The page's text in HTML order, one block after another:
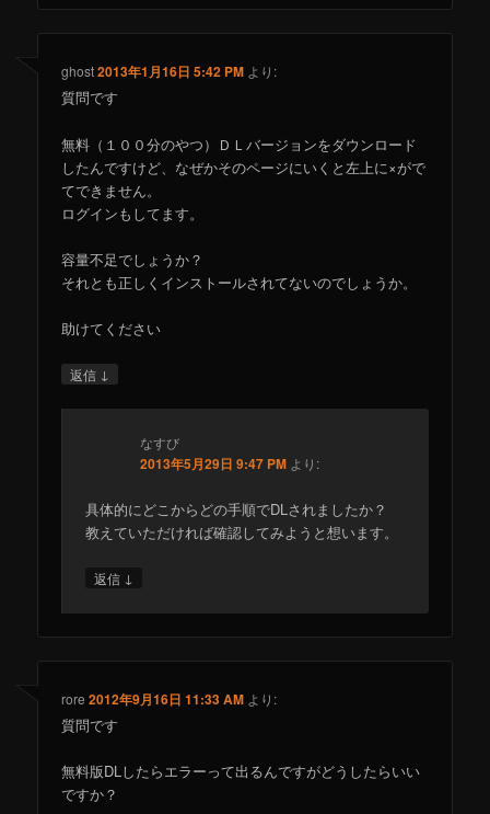
ghost2013年1月16日 5:42 PM より:
質問です
無料（１００分のやつ）ＤＬバージョンをダウンロード
したんですけど、なぜかそのページにいくと左上に×がで
てできません。
ログインもしてます。
容量不足でしょうか？
それとも正しくインストールされてないのでしょうか。
助けてください
返信 ↓
なすび
2013年5月29日 9:47 PM より:
具体的にどこからどの手順でDLされましたか？
教えていただければ確認してみようと想います。
返信 ↓
rore 2012年9月16日 11:33 AM より:
質問です
無料版DLしたらエラーって出るんですがどうしたらいい
ですか？